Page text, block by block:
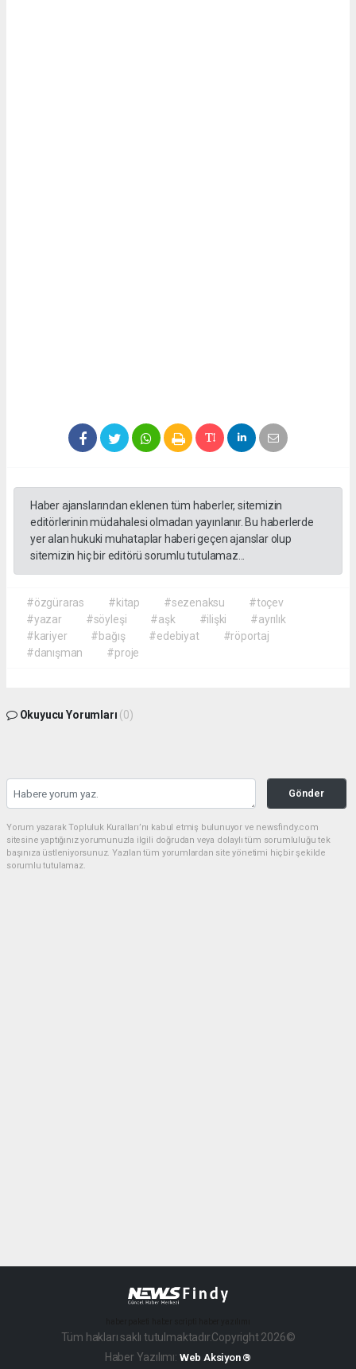
Haber ajanslarından eklenen tüm haberler, sitemizin
editörlerinin müdahalesi olmadan yayınlanır. Bu haberlerde
yer alan hukuki muhataplar haberi geçen ajanslar olup
sitemizin hiç bir editörü sorumlu tutulamaz...
#özgüraras #kitap #sezenaksu
#toçev
#yazar
#söyleşi #aşk #ilişki
#ayrılık
#kariyer
#bağış #edebiyat
#röportaj
#danışman
#proje
Okuyucu Yorumları (0)
Gönder
Yorum yazarak Topluluk Kuralları’nı kabul etmiş bulunuyor ve newsfindy.com
sitesine yaptığınız yorumunuzla ilgili doğrudan veya dolaylı tüm sorumluluğu tek
başınıza üstleniyorsunuz. Yazılan tüm yorumlardan site yönetimi hiçbir şekilde
sorumlu tutulamaz.
Tüm hakları saklı tutulmaktadır.Copyright 2026©
Haber Yazılımı: Web Aksiyon ®